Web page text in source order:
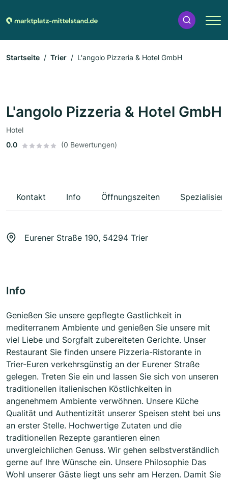
Startseite Trier L'angolo Pizzeria & Hotel GmbH
L'angolo Pizzeria & Hotel GmbH
Hotel
0.0
(0 Bewertungen)
Kontakt Info Öffnungszeiten
Eurener Straße 190, 54294 Trier
Info
Genießen Sie unsere gepflegte Gastlichkeit in
mediterranem Ambiente und genießen Sie unsere mit
viel Liebe und Sorgfalt zubereiteten Gerichte. Unser
Restaurant Sie finden unsere Pizzeria-Ristorante in
Trier-Euren verkehrsgünstig an der Eurener Straße
gelegen. Treten Sie ein und lassen Sie sich von unseren
traditionellen italienischen Köstlichkeiten in
angenehmem Ambiente verwöhnen. Unsere Küche
Qualität und Authentizität unserer Speisen steht bei uns
an erster Stelle. Hochwertige Zutaten und die
traditionellen Rezepte garantieren einen
unvergleichlichen Genuss. Wir gehen selbstverständlich
gerne auf Ihre Wünsche ein. Unsere Philosophie Das
Wohl unserer Gäste liegt uns sehr am Herzen. Damit Sie